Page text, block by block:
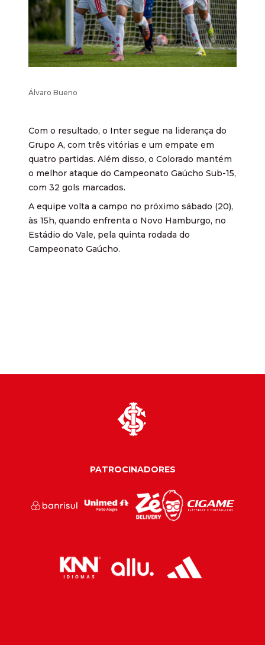
Álvaro Bueno
Com o resultado, o Inter segue na liderança do
Grupo A, com três vitórias e um empate em
quatro partidas. Além disso, o Colorado mantém
o melhor ataque do Campeonato Gaúcho Sub-15,
com 32 gols marcados.
A equipe volta a campo no próximo sábado (20),
às 15h, quando enfrenta o Novo Hamburgo, no
Estádio do Vale, pela quinta rodada do
Campeonato Gaúcho.
PATROCINADORES